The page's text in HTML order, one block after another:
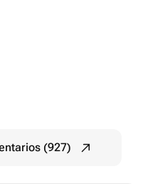
(927)